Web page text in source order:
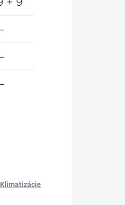
Klimatizácie